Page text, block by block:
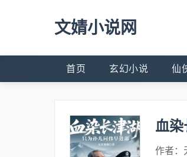
文婧小说网
首页 玄幻小说 仙
血
作者：